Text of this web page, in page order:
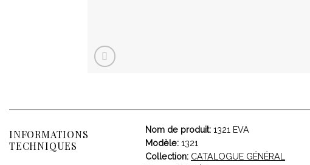
INFORMATIONS
TECHNIQUES
Nom de produit: 1321 EVA
Modèle: 1321
Collection: CATALOGUE GÉNÉRAL